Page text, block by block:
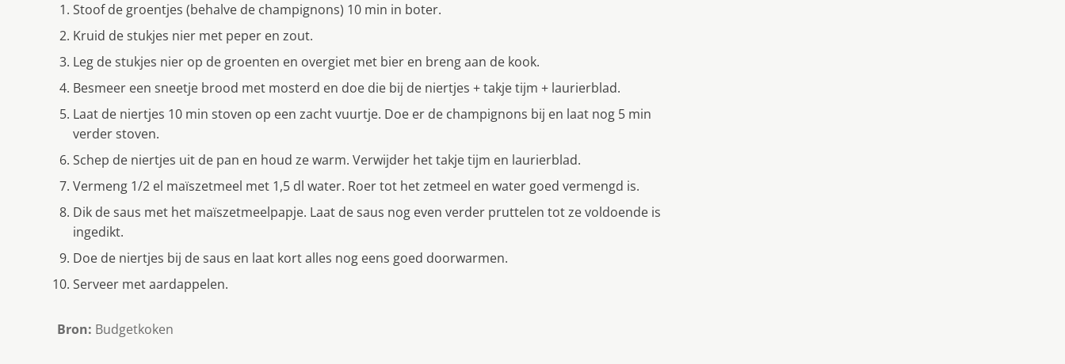
Stoof de groentjes (behalve de champignons) 10 min in boter.
Kruid de stukjes nier met peper en zout.
Leg de stukjes nier op de groenten en overgiet met bier en breng aan de kook.
Besmeer een sneetje brood met mosterd en doe die bij de niertjes + takje tijm + laurierblad.
Laat de niertjes 10 min stoven op een zacht vuurtje. Doe er de champignons bij en laat nog 5 min
verder stoven.
Schep de niertjes uit de pan en houd ze warm. Verwijder het takje tijm en laurierblad.
Vermeng 1/2 el maïszetmeel met 1,5 dl water. Roer tot het zetmeel en water goed vermengd is.
Dik de saus met het maïszetmeelpapje. Laat de saus nog even verder pruttelen tot ze voldoende is
ingedikt.
Doe de niertjes bij de saus en laat kort alles nog eens goed doorwarmen.
Serveer met aardappelen.
Bron: Budgetkoken